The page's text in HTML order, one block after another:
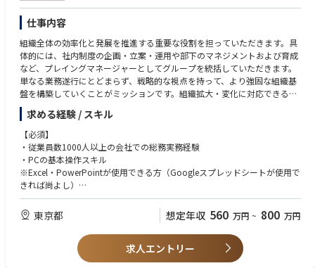
【報道向けイベントの企画・運営】
・事業側と相談のうえ、報道向けイベントを企画
・イベントに向けたキックオフ～開催までの段取りや当日運営
・開催後の報道関係者へのフォロー
【日常の報道関係ほか問い合わせ対応】
・コーポレートサイト宛に日常届く報道関係者からの問い合わせに対して
関係各所と連携をとりながら対応
・業界団体や企業調査会社などからの問い合わせに対し、関係各所と連携
をとりながら対応
・報道関係者からの取材・撮影要請に対し、該当部署と連携をとり、取材
撮影当日の帯同、事後の記事内容確認などを通して当社が適正に評価され
るアウトプットを目指す
【リスク案件への対応】
・リスク案件発声の際は、主に対応するマネージャーを補佐しながら当社
のレピュテーション低下を防ぐ
仕事内容
組織全体の効率化と発展を推進する重要な役割を担っていただきます。具
体的には、社内制度の企画・立案・運用や部下のマネジメントおよび育成
など、プレイングマネージャーとしてグループを統括していただきます。
単なる業務遂行にとどまらず、戦略的な視点を持って、より強固な組織基
盤を構築していくことがミッションです。組織拡大・変化に対応できる体
制構築や会社全体の成長に貢献していくことを期待しています。
【具体的には】
・総務部門の統括および戦略立案
・社内制度の企画・立案・運用
・部下のマネジメントおよび育成
・全社的な業務改善プロジェクトの推進
〈組織構成〉
総務部メンバーは17名程度（うち6割が女性）。
年齢層は20代前半～30代前半が中心で比較的若いメンバーが多く新卒と中
途の割合は半々となります。
求める経験 / スキル
【必須】
・従業員数1000人以上の会社での総務実務経験
・PCの基本操作スキル
※Excel・PowerPointが使用できる方（Googleスプレッドシートが使用で
きれば尚よし）
【歓迎】
・マネジメント経験
・5年以上の総務部門での実務経験
・複数の総務業務領域（法務、人事、財務等）の経験
・業務改善・効率化プロジェクトの推進経験
東京都 想定年収 560 万円 ~ 800 万円
求人エントリー